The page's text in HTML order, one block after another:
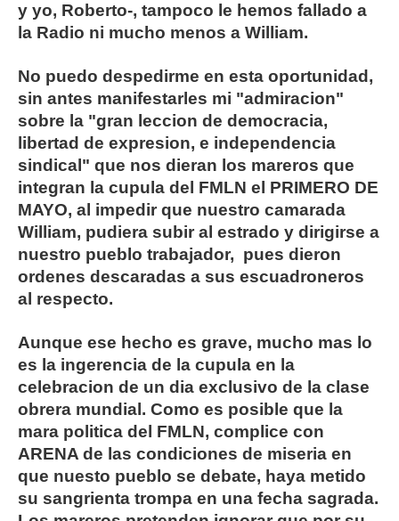
y yo, Roberto-, tampoco le hemos fallado a
la Radio ni mucho menos a William.
No puedo despedirme en esta oportunidad,
sin antes manifestarles mi "admiracion"
sobre la "gran leccion de democracia,
libertad de expresion, e independencia
sindical" que nos dieran los mareros que
integran la cupula del FMLN el PRIMERO DE
MAYO, al impedir que nuestro camarada
William, pudiera subir al estrado y dirigirse a
nuestro pueblo trabajador, pues dieron
ordenes descaradas a sus escuadroneros
al respecto.
Aunque ese hecho es grave, mucho mas lo
es la ingerencia de la cupula en la
celebracion de un dia exclusivo de la clase
obrera mundial. Como es posible que la
mara politica del FMLN, complice con
ARENA de las condiciones de miseria en
que nuesto pueblo se debate, haya metido
su sangrienta trompa en una fecha sagrada.